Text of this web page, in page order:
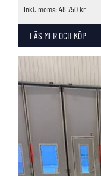
Inkl. moms: 48 750 kr
LÄS MER OCH KÖP